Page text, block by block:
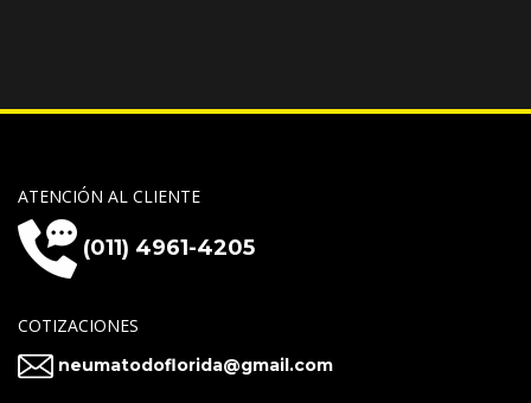
ATENCIÓN AL CLIENTE
(011) 4961-4205
COTIZACIONES
neumatodoflorida@gmail.com